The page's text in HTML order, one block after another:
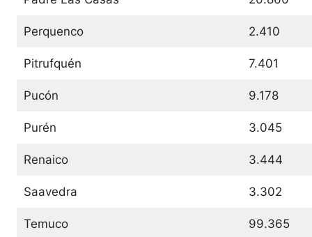
Perquenco 2.410
Pitrufquén 7.401
Pucón 9.178
Purén 3.045
Renaico 3.444
Saavedra 3.302
Temuco 99.365